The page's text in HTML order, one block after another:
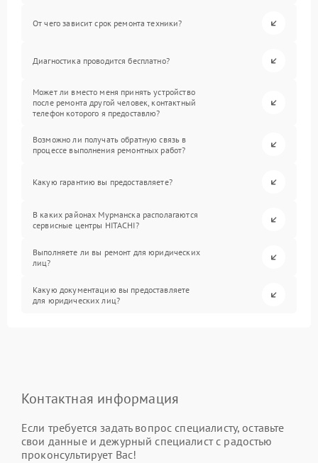
От чего зависит срок ремонта техники?
Диагностика проводится бесплатно?
Может ли вместо меня принять устройство
после ремонта другой человек, контактный
телефон которого я предоставлю?
Возможно ли получать обратную связь в
процессе выполнения ремонтных работ?
Какую гарантию вы предоставляете?
В каких районах Мурманска располагаются
сервисные центры HITACHI?
Выполняете ли вы ремонт для юридических
лиц?
Какую документацию вы предоставляете
для юридических лиц?
Контактная информация
Если требуется задать вопрос специалисту, оставьте
свои данные и дежурный специалист с радостью
проконсультирует Вас!